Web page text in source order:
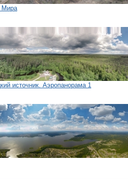
Мира
источник. Аэропанорама 1